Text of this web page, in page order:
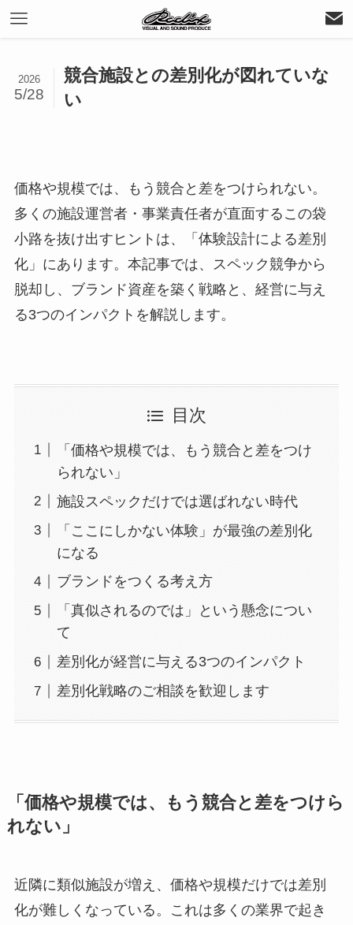
競合施設との差別化が図れていな
い
2026
5/28
価格や規模では、もう競合と差をつけられない。
多くの施設運営者・事業責任者が直面するこの袋
小路を抜け出すヒントは、「体験設計による差別
化」にあります。本記事では、スペック競争から
脱却し、ブランド資産を築く戦略と、経営に与え
る3つのインパクトを解説します。
目次
「価格や規模では、もう競合と差をつけ
られない」
施設スペックだけでは選ばれない時代
「ここにしかない体験」が最強の差別化
になる
ブランドをつくる考え方
「真似されるのでは」という懸念につい
て
差別化が経営に与える3つのインパクト
差別化戦略のご相談を歓迎します
「価格や規模では、もう競合と差をつけら
れない」
近隣に類似施設が増え、価格や規模だけでは差別
化が難しくなっている。これは多くの業界で起き